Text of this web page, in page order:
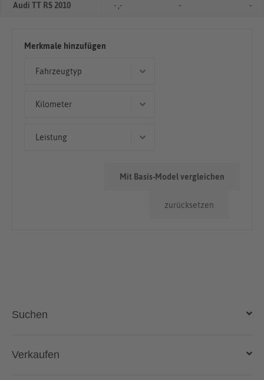
Audi TT RS 2010 - ,- - -
Merkmale hinzufügen
Fahrzeugtyp
Kilometer
Leistung
zurücksetzen
Mit Basis-Model vergleichen
Suchen
Auto kaufen
Verkaufen